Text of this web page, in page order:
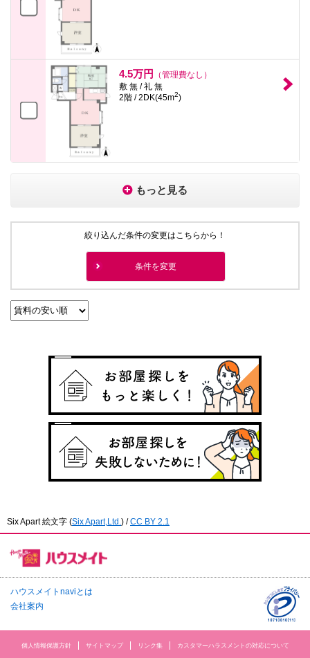
4.5万円
（管理費なし）
敷 無 / 礼 無
2階 / 2DK(45m2)
もっと見る
絞り込んだ条件の変更はこちらから！
条件を変更
Six Apart 絵文字 (Six Apart,Ltd. ) /CC BY 2.1
ハウスメイトnaviとは
会社案内
個人情報保護方針 サイトマップ リンク集 カスタマーハラスメントの対応について